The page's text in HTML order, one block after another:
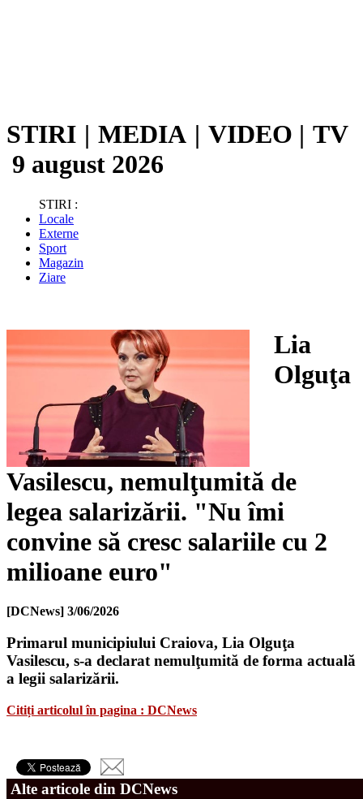
STIRI | MEDIA | VIDEO | TV
9 august 2026
STIRI :
Locale
Externe
Sport
Magazin
Ziare
Lia
Olguţa
Vasilescu, nemulţumită de
legea salarizării. "Nu îmi
convine să cresc salariile cu 2
milioane euro"
[DCNews] 3/06/2026
Primarul municipiului Craiova, Lia Olguţa
Vasilescu, s-a declarat nemulţumită de forma actuală
a legii salarizării.
Citiți articolul în pagina : DCNews
Alte articole din DCNews